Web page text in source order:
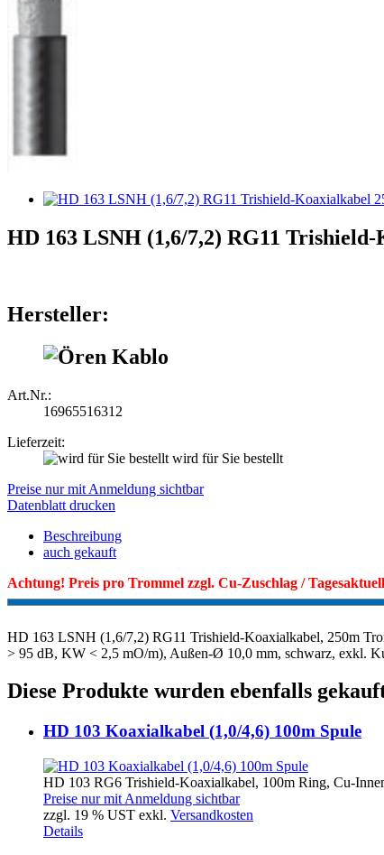
HD 163 LSNH (1,6/7,2) RG11
Hersteller:
Art.Nr.:
16965516312
Lieferzeit:
wird für Sie bestellt
Preise nur mit Anmeldung sichtbar
Datenblatt drucken
Beschreibung
auch gekauft
Achtung! Preis pro Trommel zzgl. Cu-Zuschlag /
HD 163 LSNH (1,6/7,2) RG11 Trishield-Koaxialkabel, 250m
> 95 dB, KW < 2,5 mO/m), Außen-Ø 10,0 mm, schwarz, exkl.
Diese Produkte wurden ebenfalls
HD 103 Koaxialkabel (1,0/4,6) 100m Spule
HD 103 RG6 Trishield-Koaxialkabel, 100m Ring, Cu-
Preise nur mit Anmeldung sichtbar
zzgl. 19 % UST exkl. Versandkosten
Details